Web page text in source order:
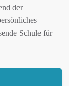
der
Schule für